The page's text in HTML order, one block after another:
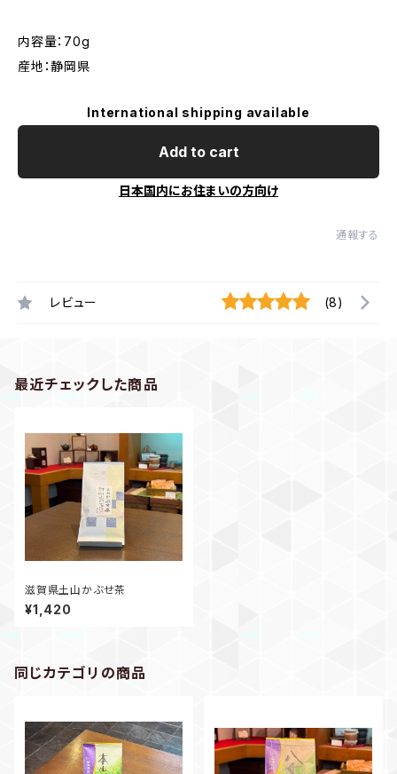
内容量：70g
産地：静岡県
International shipping available
Add to cart
日本国内にお住まいの方向け
通報する
レビュー (8)
最近チェックした商品
滋賀県土山かぶせ茶
¥1,420
同じカテゴリの商品